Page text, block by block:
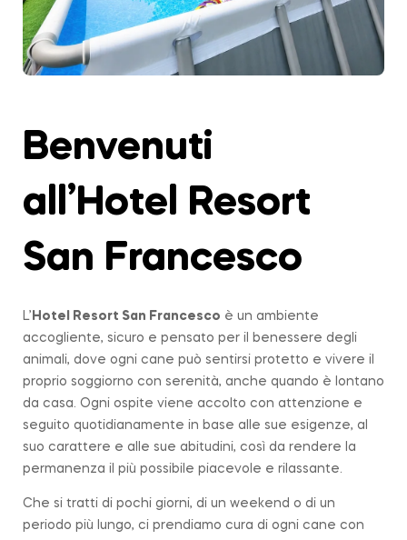
Benvenuti
all’Hotel Resort
San Francesco
L’ Hotel Resort San Francesco è un ambiente
accogliente, sicuro e pensato per il benessere degli
animali, dove ogni cane può sentirsi protetto e vivere il
proprio soggiorno con serenità, anche quando è lontano
da casa. Ogni ospite viene accolto con attenzione e
seguito quotidianamente in base alle sue esigenze, al
suo carattere e alle sue abitudini, così da rendere la
permanenza il più possibile piacevole e rilassante.
Che si tratti di pochi giorni, di un weekend o di un
periodo più lungo, ci prendiamo cura di ogni cane con